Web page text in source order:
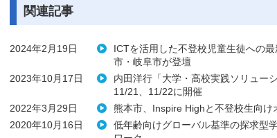
関連記事
2024年2月19日
ICTを活用した不登校児童生徒への
市・岐阜市が登壇
2023年10月17日
内田洋行「大学・高校実践ソリュー
11/21、11/22に開催
2022年3月29日
熊本市、Inspire Highと不登校生向
2020年10月16日
低年齢向けグローバル基準の探求型